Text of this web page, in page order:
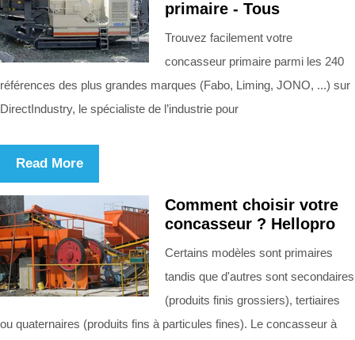
primaire - Tous
Trouvez facilement votre
concasseur primaire parmi les 240
références des plus grandes marques (Fabo, Liming, JONO, ...) sur
DirectIndustry, le spécialiste de l’industrie pour
Read More
Comment choisir votre
concasseur ? Hellopro
Certains modèles sont primaires
tandis que d'autres sont secondaires
(produits finis grossiers), tertiaires
ou quaternaires (produits fins à particules fines). Le concasseur à